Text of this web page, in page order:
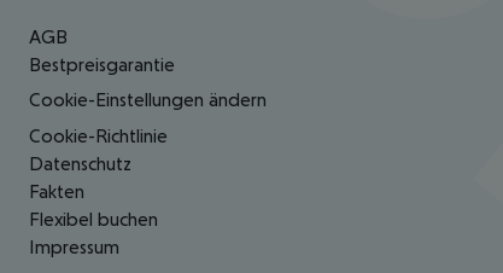
AGB
Bestpreisgarantie
Cookie-Einstellungen ändern
Cookie-Richtlinie
Datenschutz
Fakten
Flexibel buchen
Impressum